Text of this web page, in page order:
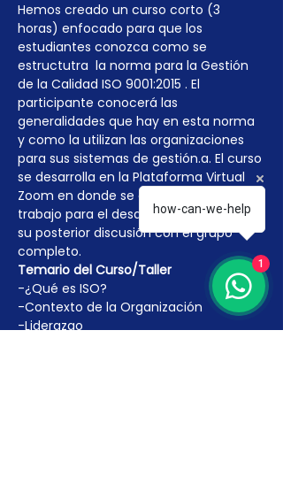
Hemos creado un curso corto (3
horas) enfocado para que los
estudiantes conozca como se
estructutra  la norma para la Gestión
de la Calidad ISO 9001:2015 . El
participante conocerá las
generalidades que hay en esta norma
y como la utilizan las organizaciones
para sus sistemas de gestión.a. El curso
se desarrolla en la Plataforma Virtual
Zoom en donde se crearán grupos de
trabajo para el desarrollo de talleres y
su posterior discusión con el grupo
completo.
Temario del Curso/Taller
-¿Qué es ISO?
-Contexto de la Organización
-Liderazgo
how-can-we-help
1